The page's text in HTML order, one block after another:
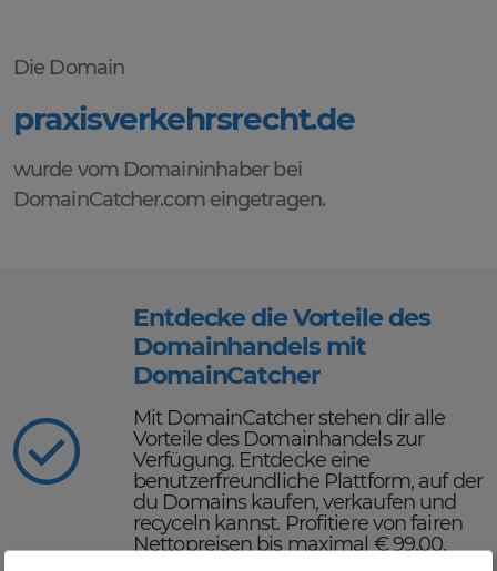
Die Domain
praxisverkehrsrecht.de
wurde vom Domaininhaber bei
DomainCatcher.com eingetragen.
Entdecke die Vorteile des
Domainhandels mit
DomainCatcher
Mit DomainCatcher stehen dir alle
Vorteile des Domainhandels zur
Verfügung. Entdecke eine
benutzerfreundliche Plattform, auf der
du Domains kaufen, verkaufen und
recyceln kannst. Profitiere von fairen
Nettopreisen bis maximal € 99,00,